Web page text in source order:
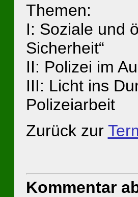
Themen:
I: Soziale und
Sicherheit“
II: Polizei im
III: Licht ins
Polizeiarbeit
Zurück zur
Kommentar